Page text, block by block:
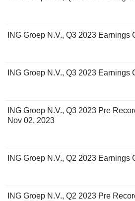
ING Groep N.V., Q3 2023 Earnings
ING Groep N.V., Q3 2023 Earnings
ING Groep N.V., Q3 2023 Pre
Nov 02, 2023
ING Groep N.V., Q2 2023 Earnings
ING Groep N.V., Q2 2023 Pre